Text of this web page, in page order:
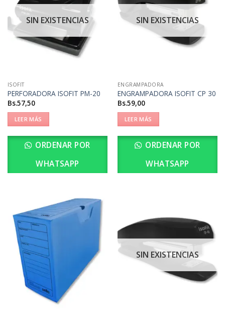
SIN EXISTENCIAS
ISOFIT
PERFORADORA ISOFIT PM-20
Bs.57,50
LEER MÁS
ORDENAR POR
WHATSAPP
SIN EXISTENCIAS
ENGRAMPADORA
ENGRAMPADORA ISOFIT CP 30
Bs.59,00
LEER MÁS
ORDENAR POR
WHATSAPP
SIN EXISTENCIAS